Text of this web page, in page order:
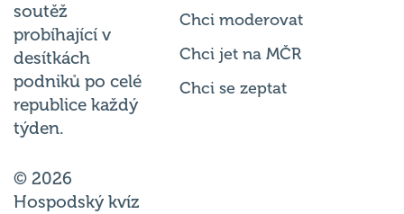
soutěž
probíhající v
desítkách
podniků po celé
republice každý
týden.
© 2026
Hospodský kvíz
Chci moderovat
Chci jet na MČR
Chci se zeptat